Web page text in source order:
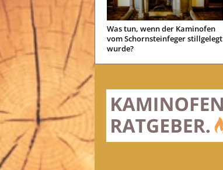
Was tun, wenn der Kaminofen
vom Schornsteinfeger stillgelegt
wurde?